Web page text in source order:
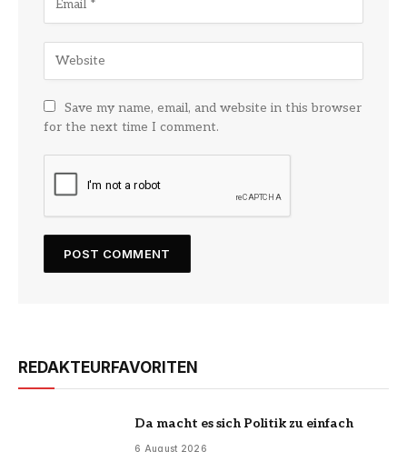
Save my name, email, and website in this browser
for the next time I comment.
REDAKTEURFAVORITEN
Da macht es sich Politik zu einfach
6 August 2026